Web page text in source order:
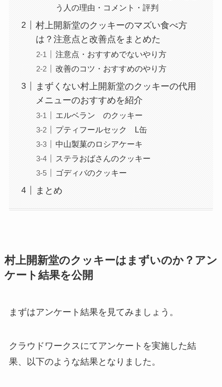
う人の理由・コメント・評判
村上開新堂のクッキーのマズい食べ方
は？注意点と改善点をまとめた
注意点・おすすめでないやり方
改善のコツ・おすすめのやり方
まずくない村上開新堂のクッキーの代用
メニューのおすすめを紹介
エルベラン のクッキー
プティフールセック L缶
中山製菓のロシアケーキ
ステラおばさんのクッキー
ゴディバのクッキー
まとめ
村上開新堂のクッキーはまずいのか？アン
ケート結果を公開
まずはアンケート結果を見てみましょう。
クラウドワークスにてアンケートを実施した結
果、以下のような結果となりました。